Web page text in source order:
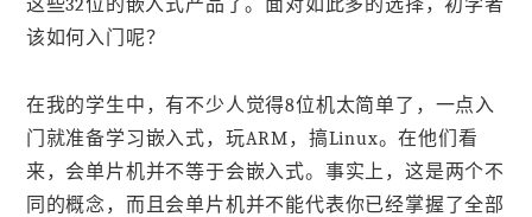
这些32位的嵌入式产品了。面对如此多的选择，初学者
该如何入门呢？
在我的学生中，有不少人觉得8位机太简单了，一点入
门就准备学习嵌入式，玩ARM，搞Linux。在他们看
来，会单片机并不等于会嵌入式。事实上，这是两个不
同的概念，而且会单片机并不能代表你已经掌握了全部